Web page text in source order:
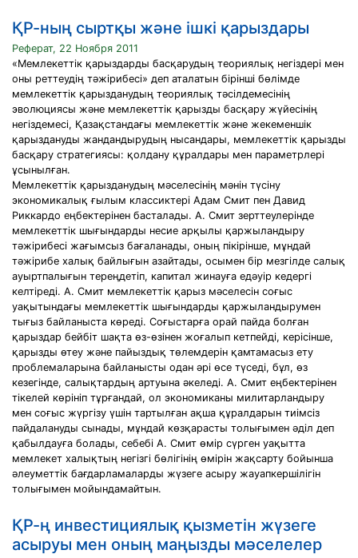
ҚР-ның сыртқы және ішкі қарыздары
Реферат, 22 Ноября 2011
«Мемлекеттік қарыздарды басқарудың теориялық негіздері мен
оны реттеудің тәжірибесі» деп аталатын бірінші бөлімде
мемлекеттік қарызданудың теориялық тәсілдемесінің
эволюциясы және мемлекеттік қарызды басқару жүйесінің
негіздемесі, Қазақстандағы мемлекеттік және жекеменшік
қарыздануды жандандырудың нысандары, мемлекеттік қарызды
басқару стратегиясы: қолдану құралдары мен параметрлері
ұсынылған.
Мемлекеттік қарызданудың мәселесінің мәнін түсіну
экономикалық ғылым классиктері Адам Смит пен Давид
Риккардо еңбектерінен басталады. А. Смит зерттеулерінде
мемлекеттік шығындарды несие арқылы қаржыландыру
тәжірибесі жағымсыз бағаланады, оның пікірінше, мұндай
тәжірибе халық байлығын азайтады, осымен бір мезгілде салық
ауыртпалығын тереңдетіп, капитал жинауға едәуір кедергі
келтіреді. А. Смит мемлекеттік қарыз мәселесін соғыс
уақытындағы мемлекеттік шығындарды қаржыландырумен
тығыз байланыста көреді. Соғыстарға орай пайда болған
қарыздар бейбіт шақта өз-өзінен жоғалып кетпейді, керісінше,
қарызды өтеу және пайыздық төлемдерін қамтамасыз ету
проблемаларына байланысты одан әрі өсе түседі, бұл, өз
кезегінде, салықтардың артуына әкеледі. А. Смит еңбектерінен
тікелей көрініп тұрғандай, ол экономиканы милитарландыру
мен соғыс жүргізу үшін тартылған ақша құралдарын тиімсіз
пайдалануды сынады, мұндай көзқарасты толығымен әділ деп
қабылдауға болады, себебі А. Смит өмір сүрген уақытта
мемлекет халықтың негізгі бөлігінің өмірін жақсарту бойынша
әлеуметтік бағдарламаларды жүзеге асыру жауапкершілігін
толығымен мойындамайтын.
ҚР-ң инвестициялық қызметін жүзеге
асыруы мен оның маңызды мәселелер